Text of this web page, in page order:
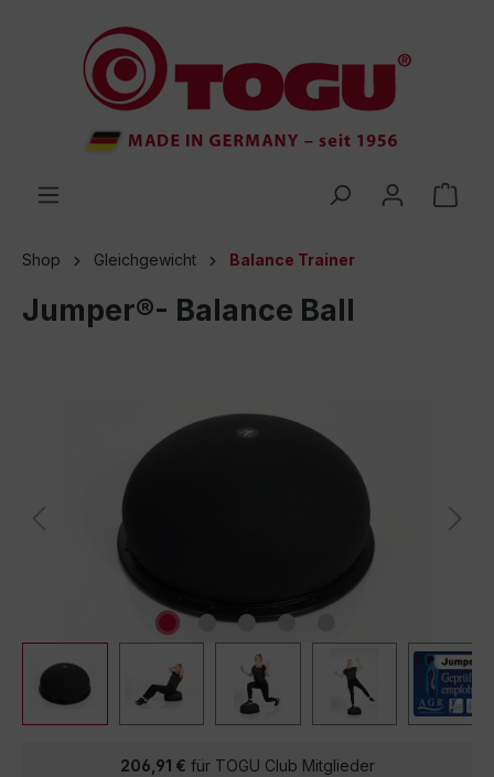
springen
Shop Gleichgewicht Balance Trainer
Jumper®- Balance Ball
206,91 € für TOGU Club Mitglieder